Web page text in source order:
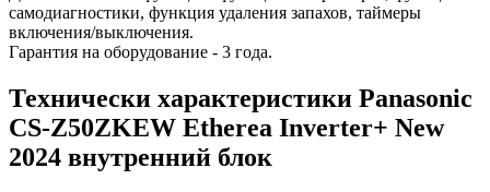
самодиагностики, функция удаления запахов, таймеры
включения/выключения.
Гарантия на оборудование - 3 года.
Технически характеристики Panasonic
CS-Z50ZKEW Etherea Inverter+ New
2024 внутренний блок